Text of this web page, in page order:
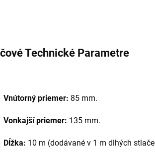
Technické Parametre
Vnútorný priemer: 85 mm.
Vonkajší priemer: 135 mm.
Dĺžka: 10 m (dodávané v 1 m dlhých